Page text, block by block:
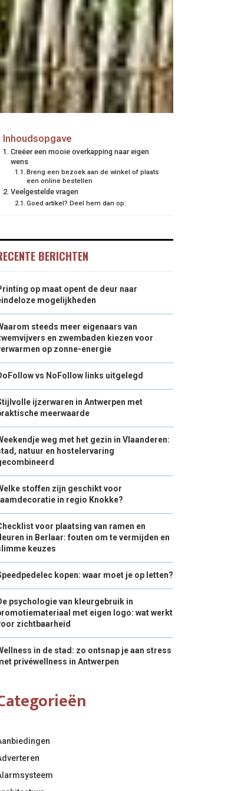
Inhoudsopgave
Creëer een mooie overkapping naar eigen
wens
Breng een bezoek aan de winkel of plaats
een online bestellen
Veelgestelde vragen
Goed artikel? Deel hem dan op:
BERICHTEN
op maat opent de deur naar
mogelijkheden
steeds meer eigenaars van
en zwembaden kiezen voor
op zonne-energie
vs NoFollow links uitgelegd
ijzerwaren in Antwerpen met
meerwaarde
weg met het gezin in Vlaanderen:
natuur en hostelervaring
stoffen zijn geschikt voor
in regio Knokke?
voor plaatsing van ramen en
in Berlaar: fouten om te vermijden en
keuzes
kopen: waar moet je op letten?
psychologie van kleurgebruik in
met eigen logo: wat werkt
zichtbaarheid
in de stad: zo ontsnap je aan stress
privéwellness in Antwerpen